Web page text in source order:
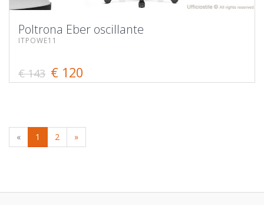
Poltrona Eber oscillante
ITPOWE11
€ 143 € 120
« 1 2 »